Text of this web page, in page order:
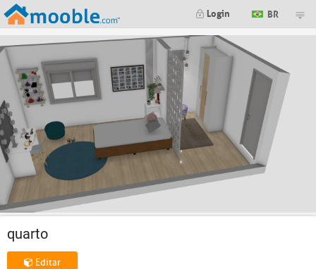
Login BR
quarto
Editar